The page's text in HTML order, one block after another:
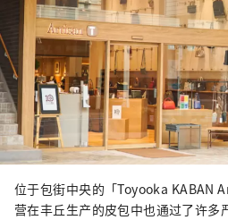
位于包街中央的「Toyooka KABAN
营在丰丘生产的皮包中也通过了许多